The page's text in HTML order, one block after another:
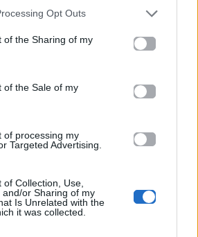
Opt Outs
of the Sharing of my
of the Sale of my
of processing my
Targeted Advertising.
Collection, Use,
and/or Sharing of my
Is Unrelated with the
it was collected.
στα
Επόμενο
Reynolds: Το νέο
δικαστικό δράμα